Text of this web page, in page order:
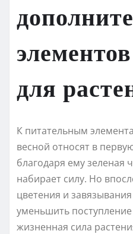
для
К питательным
весной относят в
благодаря ему зеленая
набирает силу. Но
цветения и
уменьшить
жизненная сила